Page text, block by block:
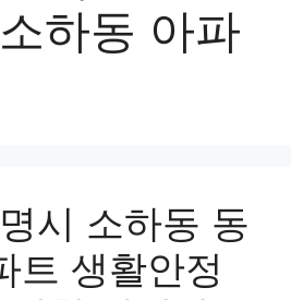
하동 아파
시 소하동 동
트 생활안정